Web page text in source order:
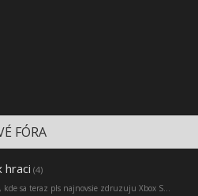
FÓRA
hraci (4)
kde sa teraz pls najnovsie zdruzuju Xbox S...